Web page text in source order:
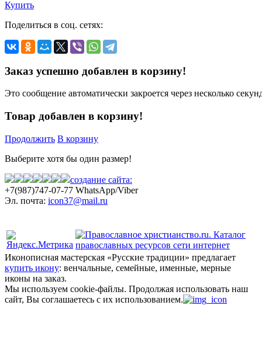
Купить
Поделиться в соц. сетях:
Заказ успешно добавлен в корзину!
Это сообщение автоматически закроется через несколько
Товар добавлен в корзину!
Продолжить В корзину
Выберите хотя бы один размер!
создание сайта:
+7(987)747-07-77 WhatsApp/Viber
Эл. почта: icon37@mail.ru
Иконописная мастерская «Русские традиции» предлагает
купить икону: венчальные, семейные, именные, мерные
иконы на заказ.
Мы используем cookie-файлы. Продолжая использовать наш
сайт, Вы соглашаетесь с их использованием.